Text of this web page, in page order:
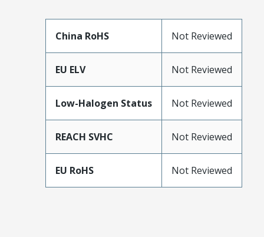
China RoHS Not Reviewed
EU ELV Not Reviewed
Low-Halogen Status Not Reviewed
REACH SVHC Not Reviewed
EU RoHS Not Reviewed